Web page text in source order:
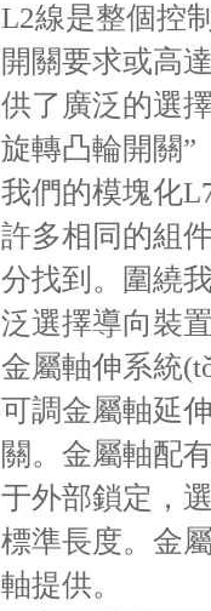
L2線是整個控
開關要求或高
供了廣泛的選
旋轉凸輪開關”
我們的模塊化
許多相同的組
分找到。圍繞
泛選擇導向裝
金屬軸伸系統
可調金屬軸延
關。金屬軸配
于外部鎖定，
標準長度。金
軸提供。